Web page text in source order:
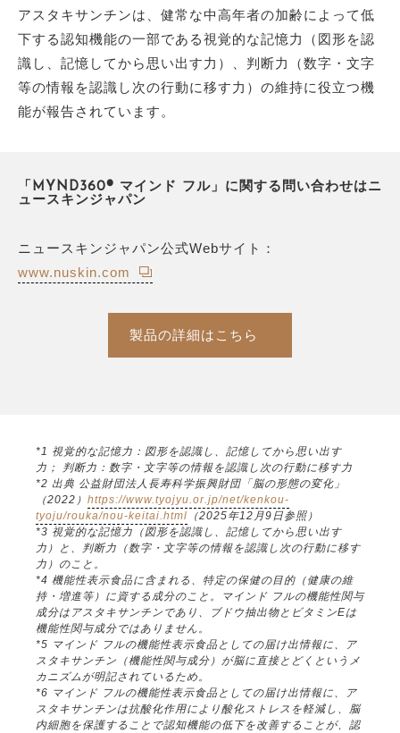
アスタキサンチンは、健常な中高年者の加齢によって低
下する認知機能の一部である視覚的な記憶力（図形を認
識し、記憶してから思い出す力）、判断力（数字・文字
等の情報を認識し次の行動に移す力）の維持に役立つ機
能が報告されています。
「MYND360® マインド フル」に関する問い合わせはニ
ュースキンジャパン
ニュースキンジャパン公式Webサイト：
www.nuskin.com
製品の詳細はこちら
*1 視覚的な記憶力：図形を認識し、記憶してから思い出す
力； 判断力：数字・文字等の情報を認識し次の行動に移す力
*2 出典 公益財団法人長寿科学振興財団「脳の形態の変化」
（2022） https://www.tyojyu.or.jp/net/kenkou-
tyoju/rouka/nou-keitai.html （2025年12月9日参照）
*3 視覚的な記憶力（図形を認識し、記憶してから思い出す
力）と、判断力（数字・文字等の情報を認識し次の行動に移す
力）のこと。
*4 機能性表示食品に含まれる、特定の保健の目的（健康の維
持・増進等）に資する成分のこと。マインド フルの機能性関与
成分はアスタキサンチンであり、ブドウ抽出物とビタミンEは
機能性関与成分ではありません。
*5 マインド フルの機能性表示食品としての届け出情報に、ア
スタキサンチン（機能性関与成分）が脳に直接とどくというメ
カニズムが明記されているため。
*6 マインド フルの機能性表示食品としての届け出情報に、ア
スタキサンチンは抗酸化作用により酸化ストレスを軽減し、脳
内細胞を保護することで認知機能の低下を改善することが、認